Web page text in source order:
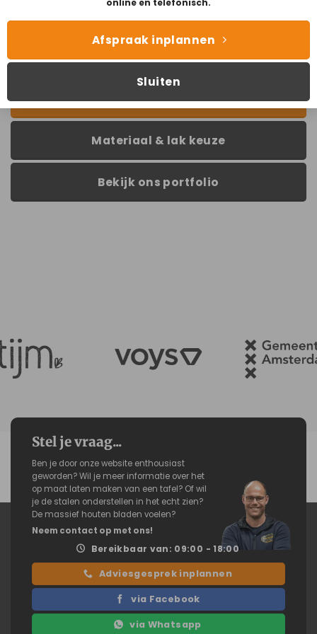
online en telefonisch.
Afspraak inplannen
Sluiten
Bezoek onze showroom
Groningen!
Lees ons verhaal
Materiaal & lak keuze
Bekijk ons portfolio
Stel je vraag...
Ben je door onze website enthousiast
geworden? Wil je meer informatie over het
op maat laten maken van een tafel? Of wil
je de stalen onderstellen in het echt zien?
De massief houten bladen voelen?
Neem contact op met ons!
Bereikbaar van: 09:00 - 18:00
Adviesgesprek inplannen
via Facebook
via Whatsapp